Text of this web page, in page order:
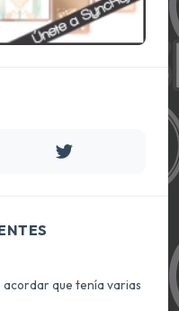
acordar que tenía varias